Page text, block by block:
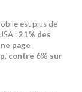
est plus de
:21% des
page
contre 6% sur